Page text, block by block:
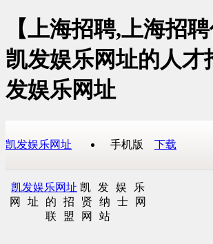
【上海招聘,上海招
凯发娱乐网址的人才
发娱乐网址
凯发娱乐网址 手机版 下载
凯发娱乐网址 凯发娱乐
网址的招贤纳士网
联盟网站